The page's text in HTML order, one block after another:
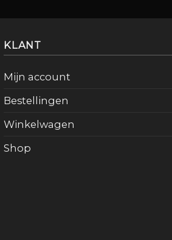
KLANT
Mijn account
Bestellingen
Winkelwagen
Shop